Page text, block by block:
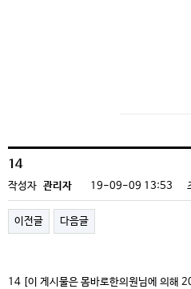
14
작성자 관리자 19-09-09 13:53
이전글 다음글
14 [이 게시물은 몸바로한의원님에 의